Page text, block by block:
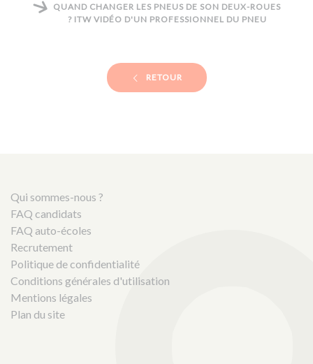
QUAND CHANGER LES PNEUS DE SON DEUX-ROUES
? ITW VIDÉO D'UN PROFESSIONNEL DU PNEU
RETOUR
Qui sommes-nous ?
FAQ candidats
FAQ auto-écoles
Recrutement
Politique de confidentialité
Conditions générales d'utilisation
Mentions légales
Plan du site